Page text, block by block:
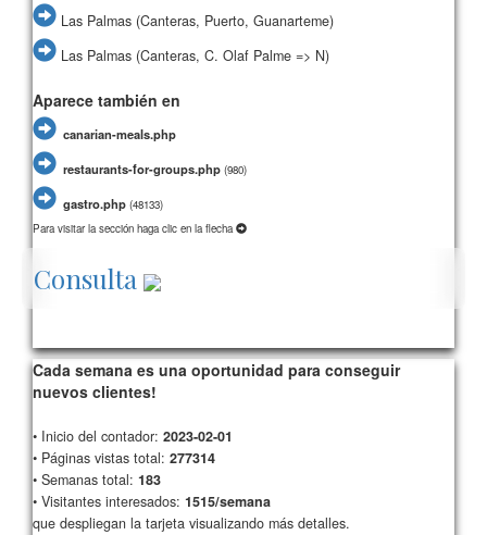
Las Palmas (Canteras, Puerto, Guanarteme)
Las Palmas (Canteras, C. Olaf Palme => N)
Aparece también en
canarian-meals.php
restaurants-for-groups.php (980)
gastro.php (48133)
Para visitar la sección haga clic en la flecha
Consulta
Cada semana es una oportunidad para conseguir
nuevos clientes!
• Inicio del contador: 2023-02-01
• Páginas vistas total: 277314
• Semanas total: 183
• Visitantes interesados: 1515/semana
que despliegan la tarjeta visualizando más detalles.